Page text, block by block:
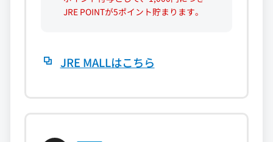
JRE POINTが5ポイント貯まります。
JRE MALLはこちら